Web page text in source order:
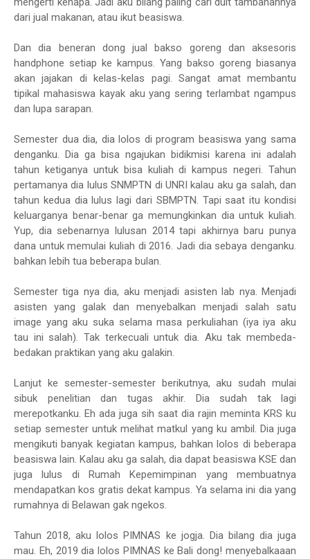
dari jual makanan, atau ikut beasiswa.
Dan dia beneran dong jual bakso goreng dan aksesoris
handphone setiap ke kampus. Yang bakso goreng biasanya
akan jajakan di kelas-kelas pagi. Sangat amat membantu
tipikal mahasiswa kayak aku yang sering terlambat ngampus
dan lupa sarapan.
Semester dua dia, dia lolos di program beasiswa yang sama
denganku. Dia ga bisa ngajukan bidikmisi karena ini adalah
tahun ketiganya untuk bisa kuliah di kampus negeri. Tahun
pertamanya dia lulus SNMPTN di UNRI kalau aku ga salah, dan
tahun kedua dia lulus lagi dari SBMPTN. Tapi saat itu kondisi
keluarganya benar-benar ga memungkinkan dia untuk kuliah.
Yup, dia sebenarnya lulusan 2014 tapi akhirnya baru punya
dana untuk memulai kuliah di 2016. Jadi dia sebaya denganku.
bahkan lebih tua beberapa bulan.
Semester tiga nya dia, aku menjadi asisten lab nya. Menjadi
asisten yang galak dan menyebalkan menjadi salah satu
image yang aku suka selama masa perkuliahan (iya iya aku
tau ini salah). Tak terkecuali untuk dia. Aku tak membeda-
bedakan praktikan yang aku galakin.
Lanjut ke semester-semester berikutnya, aku sudah mulai
sibuk penelitian dan tugas akhir. Dia sudah tak lagi
merepotkanku. Eh ada juga sih saat dia rajin meminta KRS ku
setiap semester untuk melihat matkul yang ku ambil. Dia juga
mengikuti banyak kegiatan kampus, bahkan lolos di beberapa
beasiswa lain. Kalau aku ga salah, dia dapat beasiswa KSE dan
juga lulus di Rumah Kepemimpinan yang membuatnya
mendapatkan kos gratis dekat kampus. Ya selama ini dia yang
rumahnya di Belawan gak ngekos.
Tahun 2018, aku lolos PIMNAS ke jogja. Dia bilang dia juga
mau. Eh, 2019 dia lolos PIMNAS ke Bali dong! menyebalkaaan